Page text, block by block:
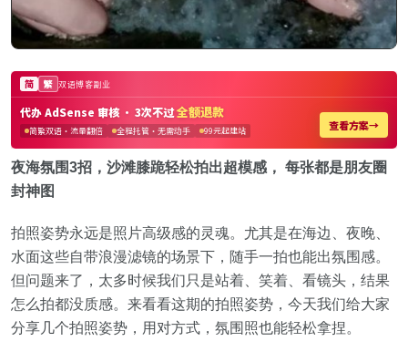
夜海氛围3招，沙滩膝跪轻松拍出超模感， 每张都是朋友圈
封神图
拍照姿势永远是照片高级感的灵魂。尤其是在海边、夜晚、
水面这些自带浪漫滤镜的场景下，随手一拍也能出氛围感。
但问题来了，太多时候我们只是站着、笑着、看镜头，结果
怎么拍都没质感。来看看这期的拍照姿势，今天我们给大家
分享几个拍照姿势，用对方式，氛围照也能轻松拿捏。